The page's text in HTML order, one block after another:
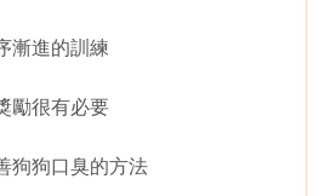
漸進的訓練
勵很有必要
狗狗口臭的方法